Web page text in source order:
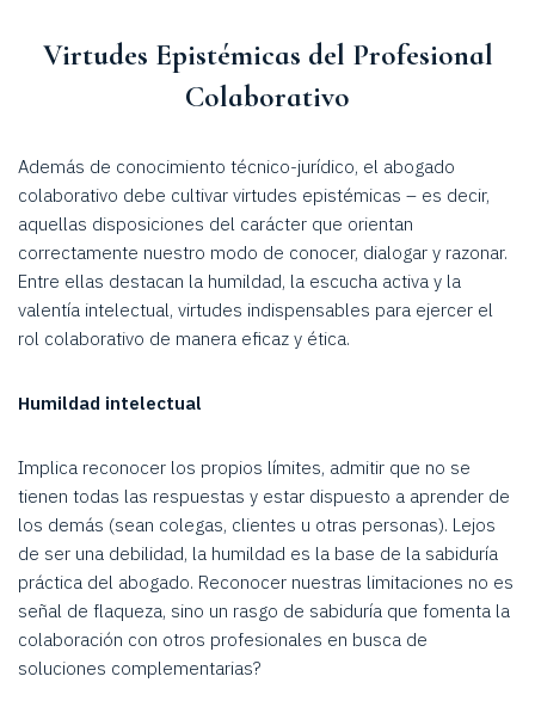
Virtudes Epistémicas del Profesional
Colaborativo
Además de conocimiento técnico-jurídico, el abogado
colaborativo debe cultivar virtudes epistémicas – es decir,
aquellas disposiciones del carácter que orientan
correctamente nuestro modo de conocer, dialogar y razonar.
Entre ellas destacan la humildad, la escucha activa y la
valentía intelectual, virtudes indispensables para ejercer el
rol colaborativo de manera eficaz y ética.
Humildad intelectual
Implica reconocer los propios límites, admitir que no se
tienen todas las respuestas y estar dispuesto a aprender de
los demás (sean colegas, clientes u otras personas). Lejos
de ser una debilidad, la humildad es la base de la sabiduría
práctica del abogado. Reconocer nuestras limitaciones no es
señal de flaqueza, sino un rasgo de sabiduría que fomenta la
colaboración con otros profesionales en busca de
soluciones complementarias?